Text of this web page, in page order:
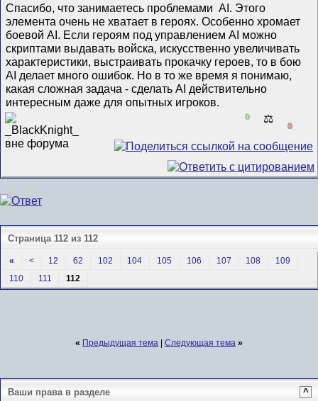
Спасибо, что занимаетесь проблемами AI. Этого
элемента очень не хватает в героях. Особенно хромает
боевой AI. Если героям под управлением AI можно
скриптами выдавать войска, искусственно увеличивать
характеристики, выстраивать прокачку героев, то в бою
AI делает много ошибок. Но в то же время я понимаю,
какая сложная задача - сделать AI действительно
интересным даже для опытных игроков.
0 ⚖️
0
Страница 112 из 112
« < 12 62 102 104 105 106 107 108
109
110
111 112
« Предыдущая тема | Следующая тема »
Ваши права в разделе ^